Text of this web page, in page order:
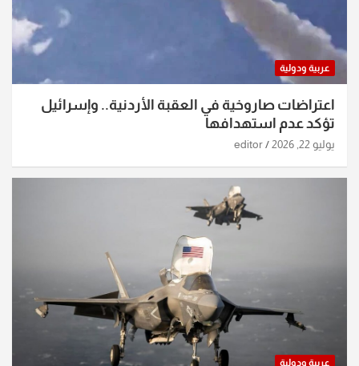
عربية ودولية
اعتراضات صاروخية في العقبة الأردنية.. وإسرائيل
تؤكد عدم استهدافها
يوليو 22, 2026 editor
عربية ودولية